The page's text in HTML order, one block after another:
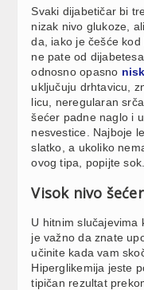
Svaki dijabetičar bi
nizak nivo glukoze,
da, iako je češće
ne pate od
odnosno opasno
uključuju drhtavicu,
licu, neregularan
šećer padne naglo i
nesvestice. Najboje
slatko, a ukoliko
ovog tipa, popijte sok.
Visok nivo
U hitnim slučajevima
je važno da znate
učinite kada vam
Hiperglikemija jeste
tipičan rezultat